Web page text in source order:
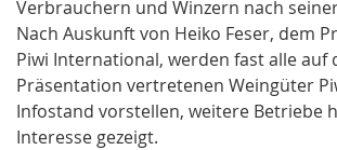
Verbrauchern und Winzern nach
Nach Auskunft von Heiko Feser, dem
Piwi International, werden fast alle auf
Präsentation vertretenen Weingüter
Infostand vorstellen, weitere Betriebe
Interesse gezeigt.